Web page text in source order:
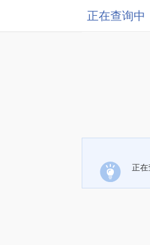
正在查询中
正在